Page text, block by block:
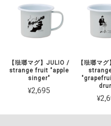
【琺瑯マグ】JULIO /
strange fruit "apple
singer"
¥2,695
【琺瑯マ